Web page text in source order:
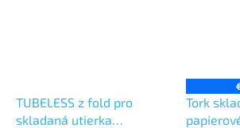
TUBELESS z fold pro
skladaná utierka
Tork